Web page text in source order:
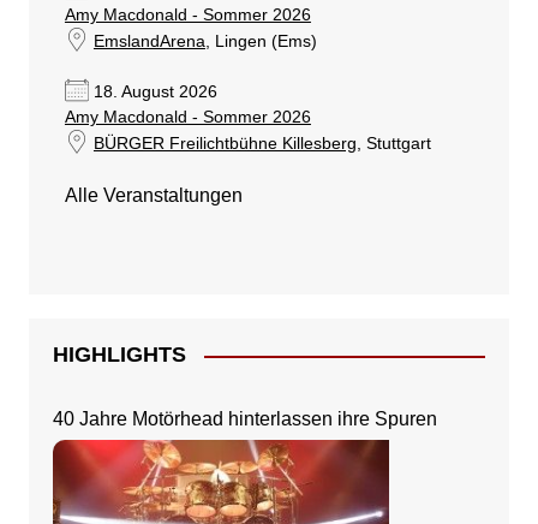
Amy Macdonald - Sommer 2026
EmslandArena, Lingen (Ems)
18. August 2026
Amy Macdonald - Sommer 2026
BÜRGER Freilichtbühne Killesberg, Stuttgart
Alle Veranstaltungen
HIGHLIGHTS
40 Jahre Motörhead hinterlassen ihre Spuren